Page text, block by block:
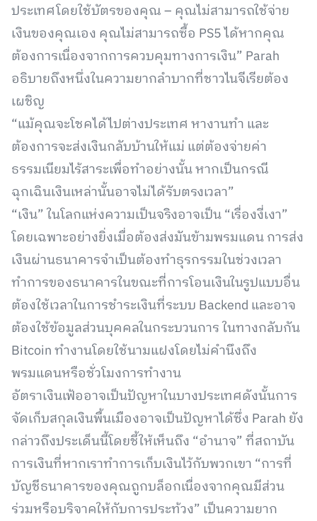
ประเทศโดยใช้บัตรของคุณ – คุณไม่สามารถใช้จ่าย
เงินของคุณเอง คุณไม่สามารถซื้อ PS5 ได้หากคุณ
ต้องการเนื่องจากการควบคุมทางการเงิน” Parah
อธิบายถึงหนึ่งในความยากลำบากที่ชาวไนจีเรียต้อง
เผชิญ
“แม้คุณจะโชคได้ไปต่างประเทศ หางานทำ และ
ต้องการจะส่งเงินกลับบ้านให้แม่ แต่ต้องจ่ายค่า
ธรรมเนียมไร้สาระเพื่อทำอย่างนั้น หากเป็นกรณี
ฉุกเฉินเงินเหล่านั้นอาจไม่ได้รับตรงเวลา”
“เงิน” ในโลกแห่งความเป็นจริงอาจเป็น “เรื่องงี่เงา”
โดยเฉพาะอย่างยิ่งเมื่อต้องส่งมันข้ามพรมแดน การส่ง
เงินผ่านธนาคารจำเป็นต้องทำธุรกรรมในช่วงเวลา
ทำการของธนาคารในขณะที่การโอนเงินในรูปแบบอื่น
ต้องใช้เวลาในการชำระเงินที่ระบบ Backend และอาจ
ต้องใช้ข้อมูลส่วนบุคคลในกระบวนการ ในทางกลับกัน
Bitcoin ทำงานโดยใช้นามแฝงโดยไม่คำนึงถึง
พรมแดนหรือชั่วโมงการทำงาน
อัตราเงินเฟ้ออาจเป็นปัญหาในบางประเทศดังนั้นการ
จัดเก็บสกุลเงินพื้นเมืองอาจเป็นปัญหาได้ซึ่ง Parah ยัง
กล่าวถึงประเด็นนี้โดยชี้ให้เห็นถึง “อำนาจ” ที่สถาบัน
การเงินที่หากเราทำการเก็บเงินไว้กับพวกเขา “การที่
บัญชีธนาคารของคุณถูกบล็อกเนื่องจากคุณมีส่วน
ร่วมหรือบริจาคให้กับการประท้วง” เป็นความยาก